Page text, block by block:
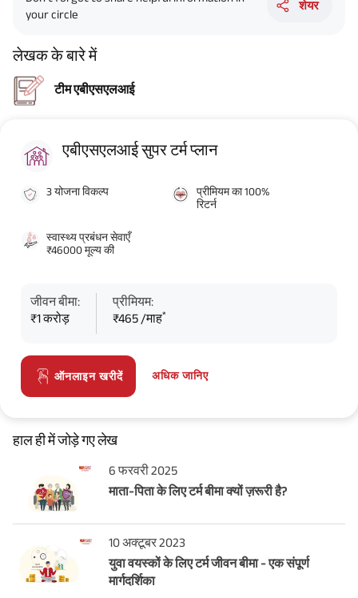
your circle
शेयर
लेखक के बारे में
टीम एबीएसएलआई
एबीएसएलआई सुपर टर्म प्लान
3 योजना विकल्प
प्रीमियम का 100%
रिटर्न
स्वास्थ्य प्रबंधन सेवाएँ
₹46000 मूल्य की
जीवन बीमा:
₹1 करोड़
प्रीमियम:
₹465 /माह*
ऑनलाइन खरीदें अधिक जानिए
हाल ही में जोड़े गए लेख
6 फरवरी 2025
माता-पिता के लिए टर्म बीमा क्यों ज़रूरी है?
10 अक्टूबर 2023
युवा वयस्कों के लिए टर्म जीवन बीमा - एक संपूर्ण
मार्गदर्शिका